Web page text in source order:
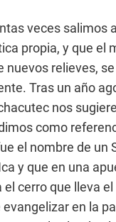
veces salimos
propia, y que el
nuevos relieves,
Tras un año
nos
como
el nombre de un
y que en una
cerro que lleva
en la